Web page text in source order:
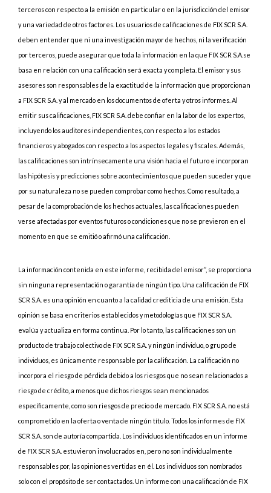
terceros con respecto a la emisión en particular o en la jurisdicción del emisor
y una variedad de otros factores. Los usuarios de calificaciones de FIX SCR S.A.
deben entender que ni una investigación mayor de hechos, ni la verificación
por terceros, puede asegurar que toda la información en la que FIX SCR S.A.se
basa en relación con una calificación será exacta y completa. El emisor y sus
asesores son responsables de la exactitud de la información que proporcionan
a FIX SCR S.A. y al mercado en los documentos de oferta y otros informes. Al
emitir sus calificaciones, FIX SCR S.A. debe confiar en la labor de los expertos,
incluyendo los auditores independientes, con respecto a los estados
financieros y abogados con respecto a los aspectos legales y fiscales. Además,
las calificaciones son intrínsecamente una visión hacia el futuro e incorporan
las hipótesis y predicciones sobre acontecimientos que pueden suceder y que
por su naturaleza no se pueden comprobar como hechos. Como resultado, a
pesar de la comprobación de los hechos actuales, las calificaciones pueden
verse afectadas por eventos futuros o condiciones que no se previeron en el
momento en que se emitió o afirmó una calificación.
La información contenida en este informe, recibida del emisor”, se proporciona
sin ninguna representación o garantía de ningún tipo. Una calificación de FIX
SCR S.A. es una opinión en cuanto a la calidad crediticia de una emisión. Esta
opinión se basa en criterios establecidos y metodologías que FIX SCR S.A.
evalúa y actualiza en forma continua. Por lo tanto, las calificaciones son un
producto de trabajo colectivo de FIX SCR S.A. y ningún individuo, o grupo de
individuos, es únicamente responsable por la calificación. La calificación no
incorpora el riesgo de pérdida debido a los riesgos que no sean relacionados a
riesgo de crédito, a menos que dichos riesgos sean mencionados
específicamente, como son riesgos de precio o de mercado. FIX SCR S.A. no está
comprometido en la oferta o venta de ningún título. Todos los informes de FIX
SCR S.A. son de autoría compartida. Los individuos identificados en un informe
de FIX SCR S.A. estuvieron involucrados en, pero no son individualmente
responsables por, las opiniones vertidas en él. Los individuos son nombrados
solo con el propósito de ser contactados. Un informe con una calificación de FIX